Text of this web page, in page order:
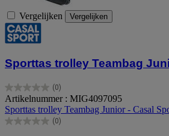
Vergelijken Vergelijken
Sporttas trolley Teambag
(0)
0.0
van
de
5
Artikelnummer : MIG4097095
Sporttas trolley Teambag Junior - Casal
(0)
0.0